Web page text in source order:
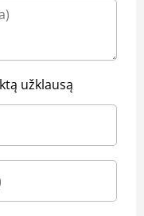
užklausą